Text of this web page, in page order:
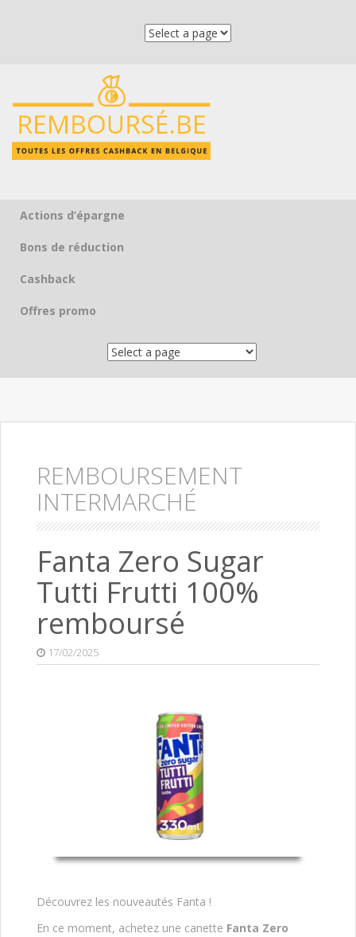
Skip to content
Actions d’épargne
Bons de réduction
Cashback
Offres promo
REMBOURSEMENT
INTERMARCHÉ
Fanta Zero Sugar
Tutti Frutti 100%
remboursé
17/02/2025
Découvrez les nouveautés Fanta !
En ce moment, achetez une canette Fanta Zero